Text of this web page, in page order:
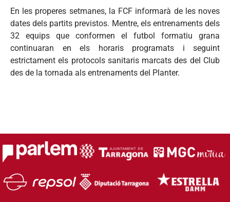
En les properes setmanes, la FCF informarà de les noves
dates dels partits previstos. Mentre, els entrenaments dels
32 equips que conformen el futbol formatiu grana
continuaran en els horaris programats i seguint
estrictament els protocols sanitaris marcats des del Club
des de la tornada als entrenaments del Planter.